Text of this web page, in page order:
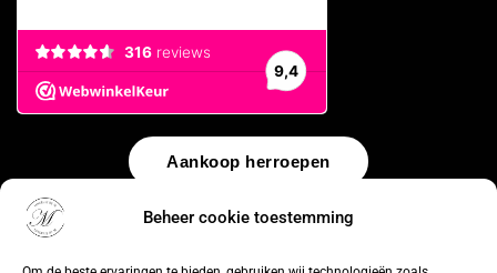
Beheer cookie toestemming
Aankoop herroepen
© 2026 by WebUnlimited–Algemene voorwaarden